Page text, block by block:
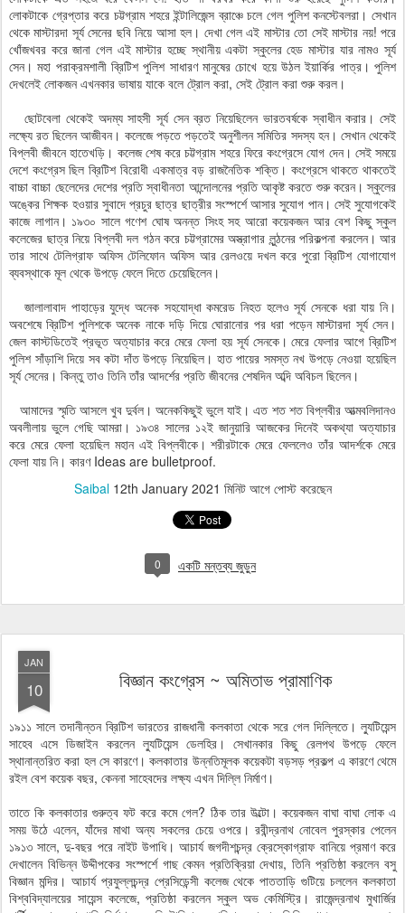
লোকটাকে গ্রেপ্তার করে চট্টগ্রাম শহরে ইন্টালিজেন্স ব্রাঞ্চে চলে গেল পুলিশ কনস্টেবলরা। সেখান
থেকে মাস্টারদা সূর্য সেনের ছবি নিয়ে আসা হল। দেখা গেল এই মাস্টার তো সেই মাস্টার নয়! পরে
খোঁজখবর করে জানা গেল এই মাস্টার হচ্ছে স্থানীয় একটা স্কুলের হেড মাস্টার যার নামও সূর্য
সেন। মহা পরাক্রমশালী ব্রিটিশ পুলিশ সাধারণ মানুষের চোখে হয়ে উঠল ইয়ার্কির পাত্র। পুলিশ
দেখলেই লোকজন এখনকার ভাষায় যাকে বলে ট্রোল করা, সেই ট্রোল করা শুরু করল।
ছোটবেলা থেকেই অদম্য সাহসী সূর্য সেন ব্রত নিয়েছিলেন ভারতবর্ষকে স্বাধীন করার। সেই
লক্ষ্যে রত ছিলেন আজীবন। কলেজে পড়তে পড়তেই অনুশীলন সমিতির সদস্য হন। সেখান থেকেই
বিপ্লবী জীবনে হাতেখড়ি। কলেজ শেষ করে চট্টগ্রাম শহরে ফিরে কংগ্রেসে যোগ দেন। সেই সময়ে
দেশে কংগ্রেস ছিল ব্রিটিশ বিরোধী একমাত্র বড় রাজনৈতিক শক্তি। কংগ্রেসে থাকতে থাকতেই
বাচ্চা বাচ্চা ছেলেদের দেশের প্রতি স্বাধীনতা আন্দোলনের প্রতি আকৃষ্ট করতে শুরু করেন। স্কুলের
অঙ্কের শিক্ষক হওয়ার সুবাদে প্রচুর ছাত্র ছাত্রীর সংস্পর্শে আসার সুযোগ পান। সেই সুযোগকেই
কাজে লাগান। ১৯৩০ সালে গণেশ ঘোষ অনন্ত সিংহ সহ আরো কয়েকজন আর বেশ কিছু স্কুল
কলেজের ছাত্র নিয়ে বিপ্লবী দল গঠন করে চট্টগ্রামের অস্ত্রাগার লুন্ঠনের পরিকল্পনা করলেন। আর
তার সাথে টেলিগ্রাফ অফিস টেলিফোন অফিস আর রেলওয়ে দখল করে পুরো ব্রিটিশ যোগাযোগ
ব্যবস্থাকে মূল থেকে উপড়ে ফেলে দিতে চেয়েছিলেন।
জালালাবাদ পাহাড়ের যুদ্ধে অনেক সহযোদ্ধা কমরেড নিহত হলেও সূর্য সেনকে ধরা যায় নি।
অবশেষে ব্রিটিশ পুলিশকে অনেক নাকে দড়ি দিয়ে ঘোরানোর পর ধরা পড়েন মাস্টারদা সূর্য সেন।
জেল কাস্টডিতেই প্রভূত অত্যাচার করে মেরে ফেলা হয় সূর্য সেনকে। মেরে ফেলার আগে ব্রিটিশ
পুলিশ সাঁড়াশি দিয়ে সব কটা দাঁত উপড়ে নিয়েছিল। হাত পায়ের সমস্ত নখ উপড়ে নেওয়া হয়েছিল
সূর্য সেনের। কিন্তু তাও তিনি তাঁর আদর্শের প্রতি জীবনের শেষদিন অব্দি অবিচল ছিলেন।
আমাদের স্মৃতি আসলে খুব দুর্বল। অনেককিছুই ভুলে যাই। এত শত শত বিপ্লবীর আত্মবলিদানও
অবলীলায় ভুলে গেছি আমরা। ১৯৩৪ সালের ১২ই জানুয়ারি আজকের দিনেই অকথ্যা অত্যাচার
করে মেরে ফেলা হয়েছিল মহান এই বিপ্লবীকে। শরীরটাকে মেরে ফেললেও তাঁর আদর্শকে মেরে
ফেলা যায় নি। কারণ Ideas are bulletproof.
Saibal 12th January 2021 মিনিট আগে পোস্ট করেছেন
0 একটি মন্তব্য জুড়ুন
JAN
10 বিজ্ঞান কংগ্রেস ~ অমিতাভ প্রামাণিক
১৯১১ সালে তদানীন্তন ব্রিটিশ ভারতের রাজধানী কলকাতা থেকে সরে গেল দিল্লিতে। ল্যুটিয়েন্স
সাহেব এসে ডিজাইন করলেন ল্যুটিয়েন্স ডেলহির। সেখানকার কিছু রেলপথ উপড়ে ফেলে
স্থানান্তরিত করা হল সে কারণে। কলকাতার উন্নতিমূলক কয়েকটা বড়সড় প্রকল্প এ কারণে থেমে
রইল বেশ কয়েক বছর, কেননা সাহেবদের লক্ষ্য এখন দিল্লি নির্মাণ।
তাতে কি কলকাতার গুরুত্ব ফট করে কমে গেল? ঠিক তার উল্টো। কয়েকজন বাঘা বাঘা লোক এ
সময় উঠে এলেন, যাঁদের মাথা অন্য সকলের চেয়ে ওপরে। রবীন্দ্রনাথ নোবেল পুরস্কার পেলেন
১৯১৩ সালে, দু-বছর পরে নাইট উপাধি। আচার্য জগদীশচন্দ্র ক্রেস্কোগ্রাফ বানিয়ে প্রমাণ করে
দেখালেন বিভিন্ন উদ্দীপকের সংস্পর্শে গাছ কেমন প্রতিক্রিয়া দেখায়, তিনি প্রতিষ্ঠা করলেন বসু
বিজ্ঞান মন্দির। আচার্য প্রফুল্লচন্দ্র প্রেসিডেন্সী কলেজ থেকে পাততাড়ি গুটিয়ে চললেন কলকাতা
বিশ্ববিদ্যালয়ের সায়েন্স কলেজে, প্রতিষ্ঠা করলেন স্কুল অভ কেমিস্ট্রি। রাজেন্দ্রনাথ মুখার্জির